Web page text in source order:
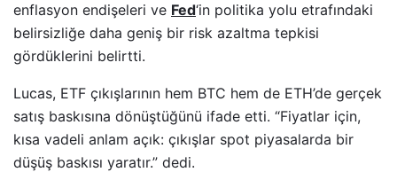
enflasyon endişeleri ve Fed‘in politika yolu etrafındaki
belirsizliğe daha geniş bir risk azaltma tepkisi
gördüklerini belirtti.
Lucas, ETF çıkışlarının hem BTC hem de ETH’de gerçek
satış baskısına dönüştüğünü ifade etti. “Fiyatlar için,
kısa vadeli anlam açık: çıkışlar spot piyasalarda bir
düşüş baskısı yaratır.” dedi.